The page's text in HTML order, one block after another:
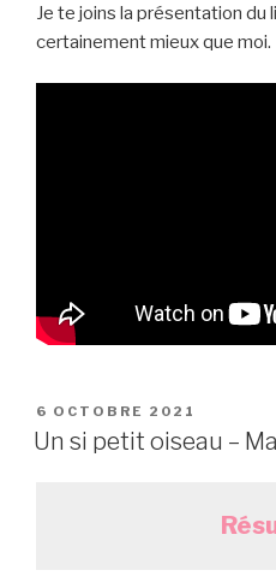
Je te joins la présentation du
certainement mieux que moi.
PUBLIÉ
LE
6 OCTOBRE 2021
Un si petit oiseau –